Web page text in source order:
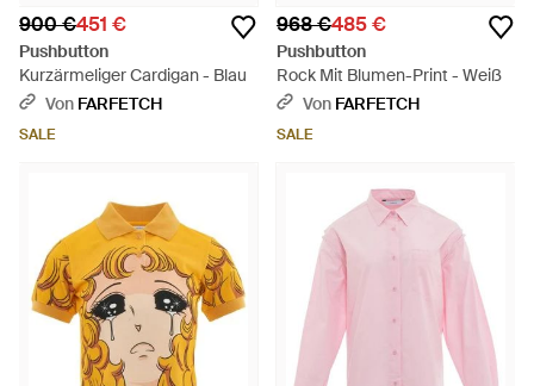
900 €451 €
Pushbutton
Kurzärmeliger Cardigan - Blau
Von FARFETCH
SALE
968 €485 €
Pushbutton
Rock Mit Blumen-Print - Weiß
Von FARFETCH
SALE